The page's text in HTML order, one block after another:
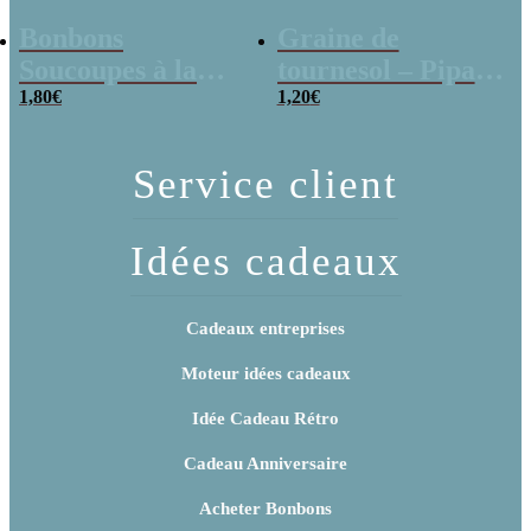
poudre (x20)
1,80€
x 3
1,20€
Service client
Idées cadeaux
Cadeaux entreprises
Moteur idées cadeaux
Idée Cadeau Rétro
Cadeau Anniversaire
Acheter Bonbons